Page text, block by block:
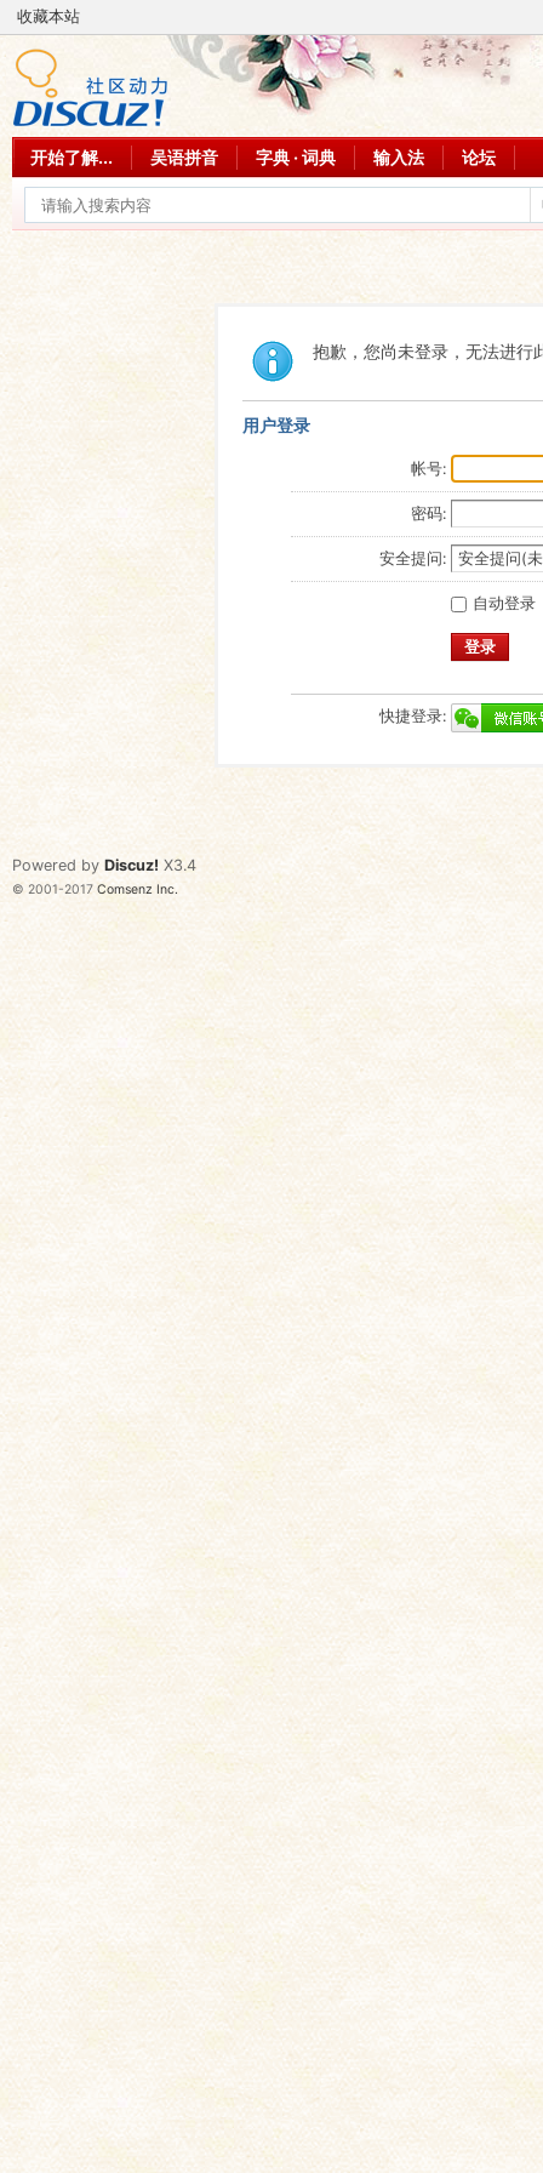
收藏本站
开始了解... 吴语拼音 字典 · 词典 输入法 论坛
抱歉，您尚未登录，无法进行
用户登录
帐号:
密码:
安全提问:
自动登录
登录
快捷登录:
Powered by Discuz! X3.4
© 2001-2017 Comsenz Inc.